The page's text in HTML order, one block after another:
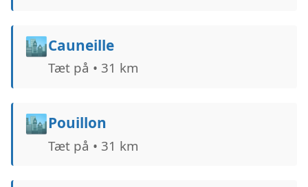
🏙️Cauneille
Tæt på • 31 km
🏙️Pouillon
Tæt på • 31 km